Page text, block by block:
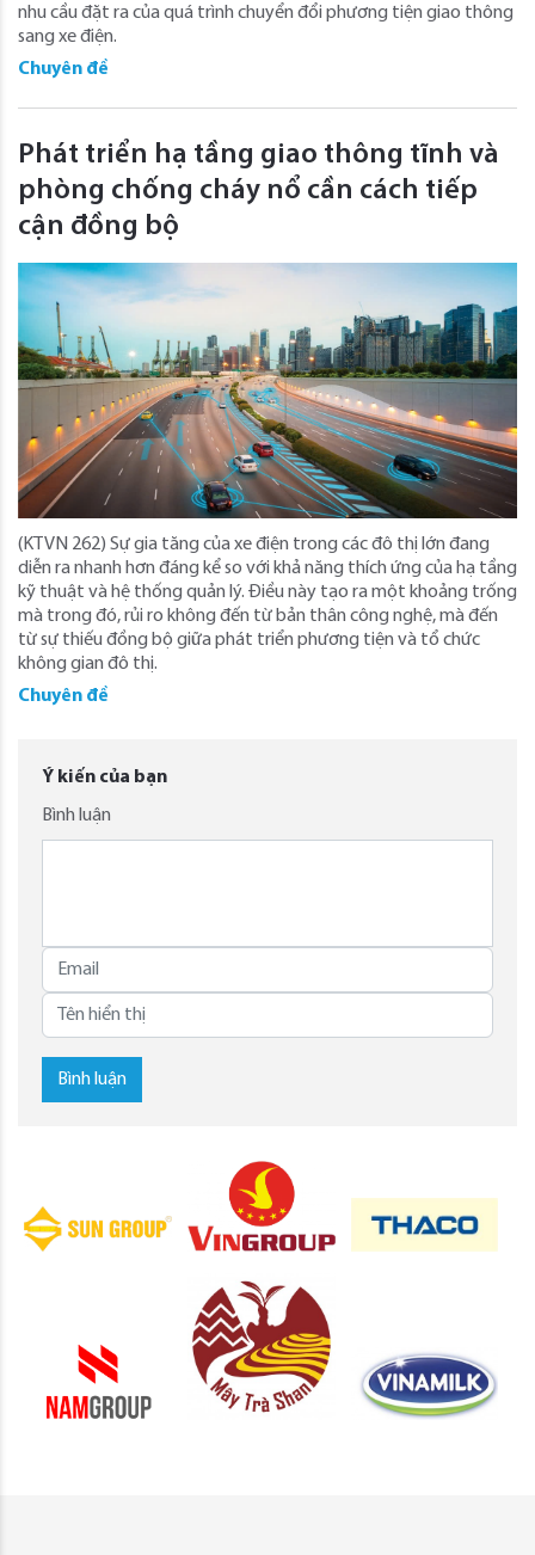
nhu cầu đặt ra của quá trình chuyển đổi phương tiện giao thông
sang xe điện.
Chuyên đề
Phát triển hạ tầng giao thông tĩnh và
phòng chống cháy nổ cần cách tiếp
cận đồng bộ
(KTVN 262) Sự gia tăng của xe điện trong các đô thị lớn đang
diễn ra nhanh hơn đáng kể so với khả năng thích ứng của hạ tầng
kỹ thuật và hệ thống quản lý. Điều này tạo ra một khoảng trống
mà trong đó, rủi ro không đến từ bản thân công nghệ, mà đến
từ sự thiếu đồng bộ giữa phát triển phương tiện và tổ chức
không gian đô thị.
Chuyên đề
Ý kiến của bạn
Bình luận
Bình luận